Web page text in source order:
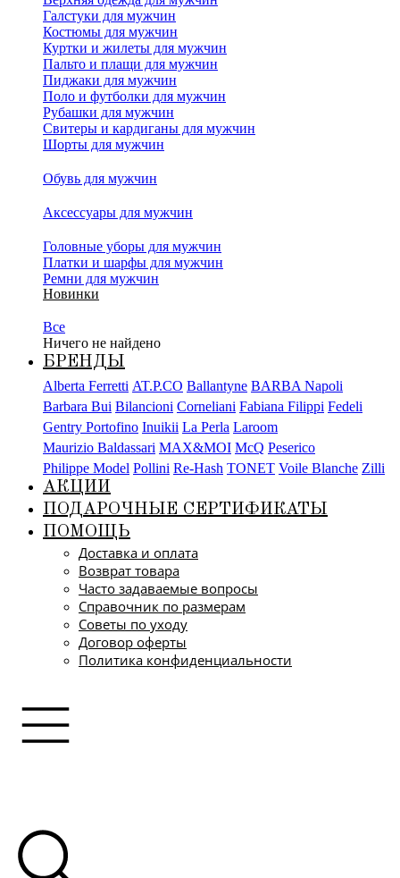
Галстуки для мужчин
Костюмы для мужчин
Куртки и жилеты для мужчин
Пальто и плащи для мужчин
Пиджаки для мужчин
Поло и футболки для мужчин
Рубашки для мужчин
Свитеры и кардиганы для мужчин
Шорты для мужчин
Обувь для мужчин
Аксессуары для мужчин
Головные уборы для мужчин
Платки и шарфы для мужчин
Ремни для мужчин
Новинки
Все
Ничего не найдено
БРЕНДЫ
Alberta Ferretti AT.P.CO Ballantyne BARBA Napoli
Barbara Bui Bilancioni Corneliani Fabiana Filippi Fedeli
Gentry Portofino Inuikii La Perla Laroom
Maurizio Baldassari MAX&MOI McQ Peserico
Philippe Model Pollini Re-Hash TONET Voile Blanche Zilli
АКЦИИ
ПОДАРОЧНЫЕ СЕРТИФИКАТЫ
ПОМОЩЬ
Доставка и оплата
Возврат товара
Часто задаваемые вопросы
Справочник по размерам
Советы по уходу
Договор оферты
Политика конфиденциальности